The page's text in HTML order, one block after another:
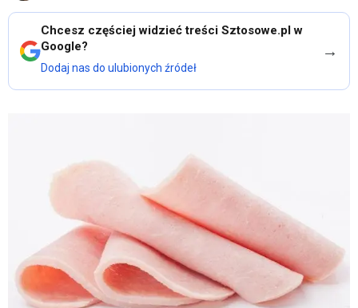
Chcesz częściej widzieć treści Sztosowe.pl w
Google?
Dodaj nas do ulubionych źródeł
→